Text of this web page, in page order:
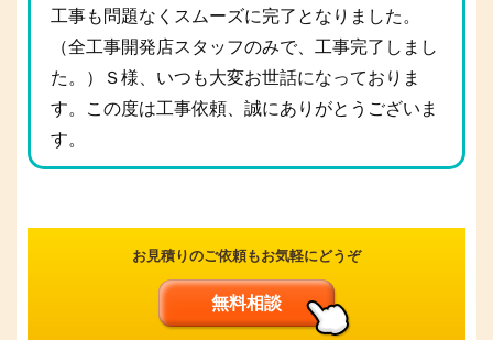
工事も問題なくスムーズに完了となりました。
（全工事開発店スタッフのみで、工事完了しまし
た。）Ｓ様、いつも大変お世話になっておりま
す。この度は工事依頼、誠にありがとうございま
す。
お見積りのご依頼もお気軽にどうぞ
無料相談